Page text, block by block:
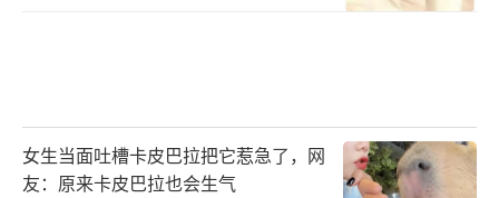
女生当面吐槽卡皮巴拉把它惹急了，网
友：原来卡皮巴拉也会生气